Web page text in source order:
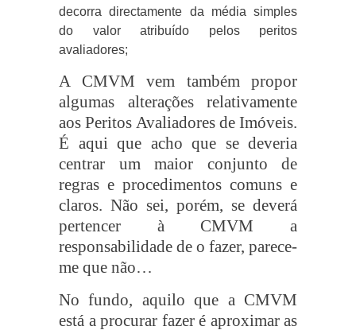
decorra directamente da média simples
do valor atribuído pelos peritos
avaliadores;
A CMVM vem também propor
algumas alterações relativamente
aos Peritos Avaliadores de Imóveis.
É aqui que acho que se deveria
centrar um maior conjunto de
regras e procedimentos comuns e
claros. Não sei, porém, se deverá
pertencer à CMVM a
responsabilidade de o fazer, parece-
me que não…
No fundo, aquilo que a CMVM
está a procurar fazer é aproximar as